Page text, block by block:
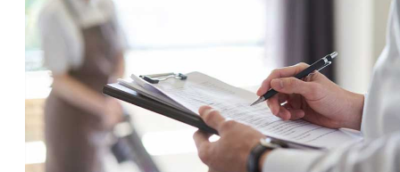
ご依頼フォームかお電話でまずはご依頼を下さい
当店よりご連絡をさせて頂きます。
step2